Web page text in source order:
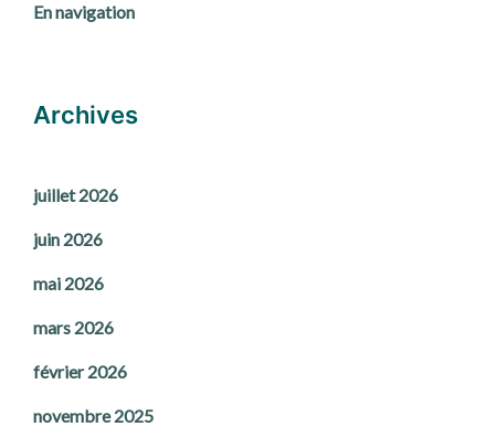
En navigation
Archives
juillet 2026
juin 2026
mai 2026
mars 2026
février 2026
novembre 2025